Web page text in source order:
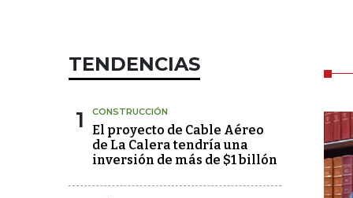
TENDENCIAS
1 CONSTRUCCIÓN
El proyecto de Cable Aéreo
de La Calera tendría una
inversión de más de $1 billón